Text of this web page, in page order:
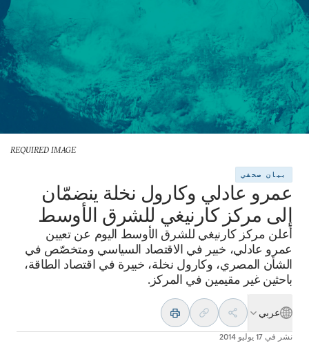
REQUIRED IMAGE
بيان صحفي
عمرو عادلي وكارول نخلة ينضمّان
إلى مركز كارنيغي للشرق الأوسط
أعلن مركز كارنيغي للشرق الأوسط اليوم عن تعيين
عمرو عادلي، خبير في الاقتصاد السياسي ومتخصّص في
الشأن المصري، وكارول نخلة، خبيرة في اقتصاد الطاقة،
باحثين غير مقيمين في المركز.
عربي
نشر في 17 يوليو 2014